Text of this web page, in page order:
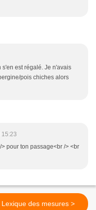
est régalé. Je n'avais
pois chiches alors
15:23
pour ton passage<br /> <br
Lexique des mesures >